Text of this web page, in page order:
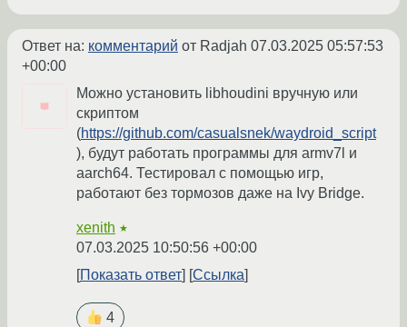
Ответ на: комментарий от Radjah 07.03.2025 05:57:53
+00:00
Можно установить libhoudini вручную или
скриптом
(https://github.com/casualsnek/waydroid_script
), будут работать программы для armv7l и
aarch64. Тестировал с помощью игр,
работают без тормозов даже на Ivy Bridge.
xenith ★
07.03.2025 10:50:56 +00:00
Показать ответ
Ссылка
4